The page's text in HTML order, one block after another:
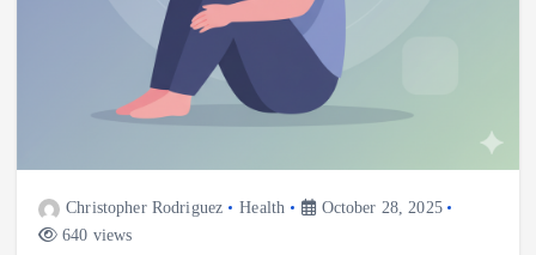
Christopher Rodriguez Health
October 28, 2025
640 views